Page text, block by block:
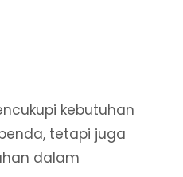
kebutuhan
tetapi juga
dalam